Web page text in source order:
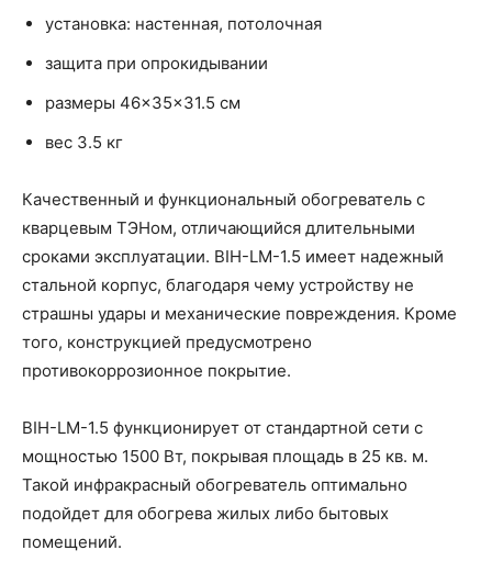
установка: настенная, потолочная
защита при опрокидывании
размеры 46×35×31.5 см
вес 3.5 кг
Качественный и функциональный обогреватель с
кварцевым ТЭНом, отличающийся длительными
сроками эксплуатации. BIH-LM-1.5 имеет надежный
стальной корпус, благодаря чему устройству не
страшны удары и механические повреждения. Кроме
того, конструкцией предусмотрено
противокоррозионное покрытие.
BIH-LM-1.5 функционирует от стандартной сети с
мощностью 1500 Вт, покрывая площадь в 25 кв. м.
Такой инфракрасный обогреватель оптимально
подойдет для обогрева жилых либо бытовых
помещений.